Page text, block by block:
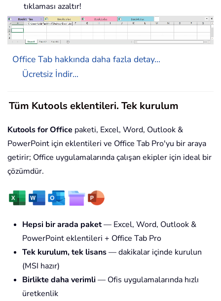
tıklaması azaltır!
Office Tab hakkında daha fazla detay...
Ücretsiz İndir...
Tüm Kutools eklentileri. Tek kurulum
Kutools for Office paketi, Excel, Word, Outlook &
PowerPoint için eklentileri ve Office Tab Pro'yu bir araya
getirir; Office uygulamalarında çalışan ekipler için ideal bir
çözümdür.
Hepsi bir arada paket— Excel, Word, Outlook &
PowerPoint eklentileri + Office Tab Pro
Tek kurulum, tek lisans— dakikalar içinde kurulun
(MSI hazır)
Birlikte daha verimli — Ofis uygulamalarında hızlı
üretkenlik